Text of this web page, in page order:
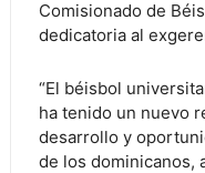
Comisionado de
dedicatoria al
“El béisbol
ha tenido un nuevo
desarrollo y
de los dominicanos,